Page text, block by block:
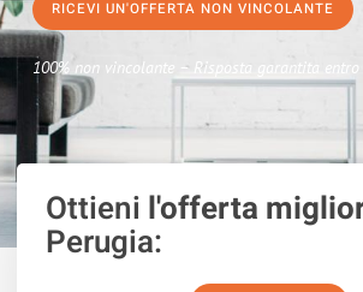
RICEVI UN'OFFERTA NON VINCOLANTE
100% non vincolante – Risposta garantita
Ottieni l'offerta
Perugia: